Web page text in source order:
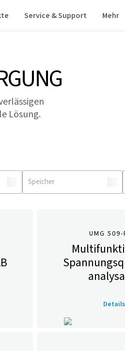
Service & Support Mehr
Lösung.
UMG 509-
Details